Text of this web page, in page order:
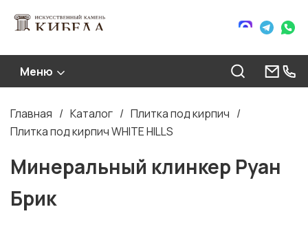
Меню
Строка
навигации
Главная Каталог
Плитка под кирпич
Плитка под кирпич WHITE HILLS
Минеральный клинкер Руан
Брик